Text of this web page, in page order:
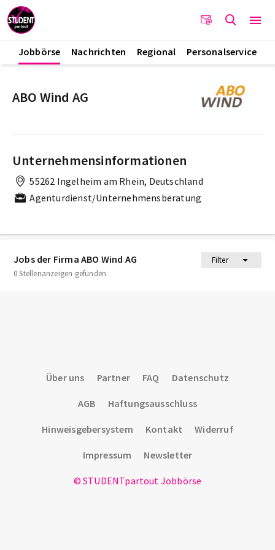
Jobbörse Nachrichten Regional Personalservice
Jobs der Firma ABO Wind AG
Filter
0 Stellenanzeigen gefunden
ABO Wind AG
Unternehmensinformationen
55262 Ingelheim am Rhein, Deutschland
Agenturdienst/Unternehmensberatung
Über uns Partner FAQ Datenschutz
AGB Haftungsausschluss
Hinweisgebersystem Kontakt Widerruf
Impressum Newsletter
© STUDENTpartout Jobbörse